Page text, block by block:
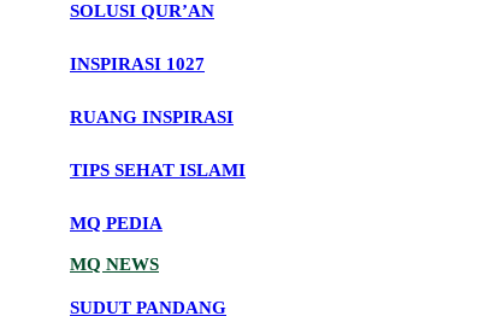
SOLUSI QUR’AN
INSPIRASI 1027
RUANG INSPIRASI
TIPS SEHAT ISLAMI
MQ PEDIA
MQ NEWS
SUDUT PANDANG